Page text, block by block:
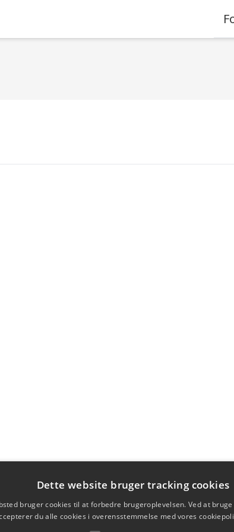
Dette website bruger tracking cookies
bruger cookies til at forbedre brugeroplevelsen. Ved at
du alle cookies i overensstemmelse med vores